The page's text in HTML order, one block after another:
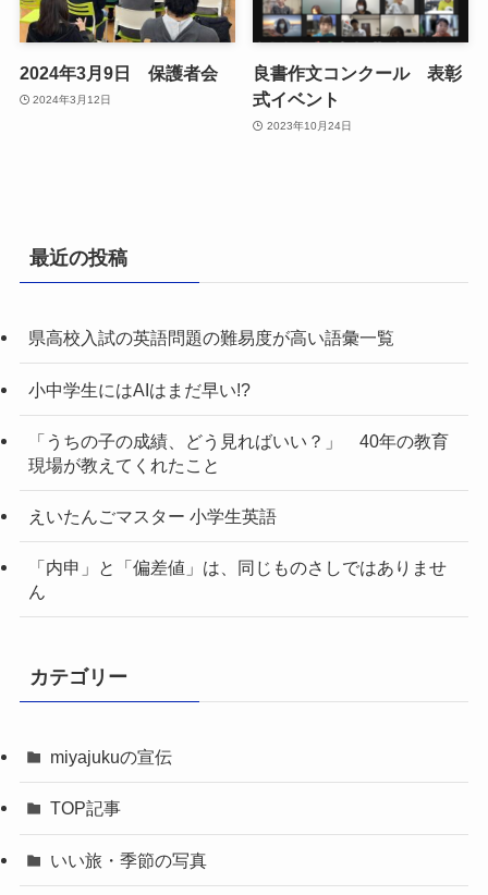
2024年3月9日 保護者会
2024年3月12日
良書作文コンクール 表彰
式イベント
2023年10月24日
最近の投稿
県高校入試の英語問題の難易度が高い語彙一覧
小中学生にはAIはまだ早い!?
「うちの子の成績、どう見ればいい？」 40年の教育
現場が教えてくれたこと
えいたんごマスター 小学生英語
「内申」と「偏差値」は、同じものさしではありませ
ん
カテゴリー
miyajukuの宣伝
TOP記事
いい旅・季節の写真